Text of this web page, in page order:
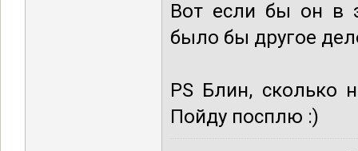
Вот если бы он в
было бы другое
PS Блин, сколько
Пойду посплю :)